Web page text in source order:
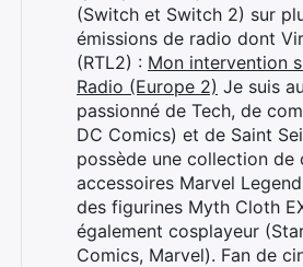
(Switch et Switch 2) sur
émissions de radio dont
(RTL2) : Mon intervention
Radio (Europe 2) Je suis
passionné de Tech, de
DC Comics) et de Saint
possède une collection de
accessoires Marvel
des figurines Myth Cloth
également cosplayeur
Comics, Marvel). Fan de
Rechercher
: